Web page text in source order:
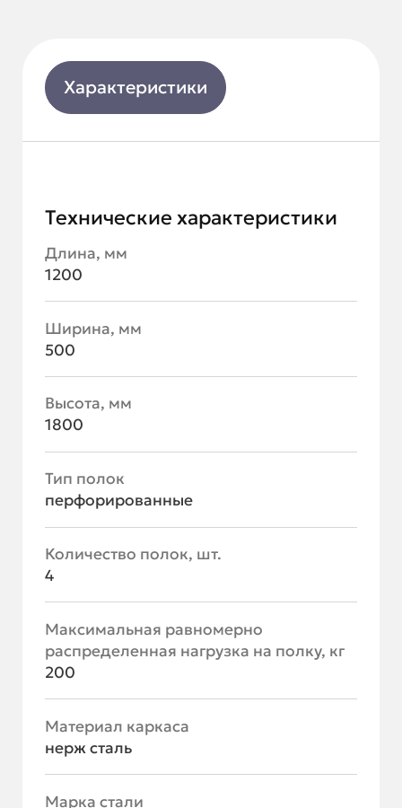
Характеристики
Технические характеристики
Длина, мм
1200
Ширина, мм
500
Высота, мм
1800
Тип полок
перфорированные
Количество полок, шт.
4
Максимальная равномерно
распределенная нагрузка на полку, кг
200
Материал каркаса
нерж сталь
Марка стали